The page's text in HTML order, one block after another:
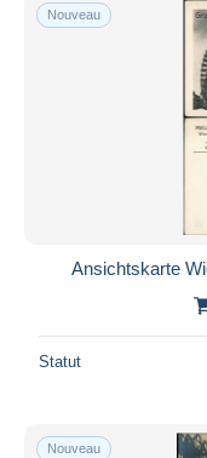
Nouveau
Ansichtskarte
Statut
Nouveau